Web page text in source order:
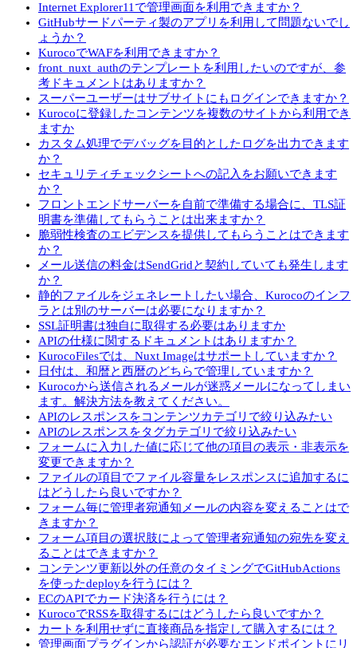
Internet Explorer11で管理画面を利用できますか？
GitHubサードパーティ製のアプリを利用して問題ないでし
ょうか？
KurocoでWAFを利用できますか？
front_nuxt_authのテンプレートを利用したいのですが、参
考ドキュメントはありますか？
スーパーユーザーはサブサイトにもログインできますか？
Kurocoに登録したコンテンツを複数のサイトから利用でき
ますか
カスタム処理でデバッグを目的としたログを出力できます
か？
セキュリティチェックシートへの記入をお願いできます
か？
フロントエンドサーバーを自前で準備する場合に、TLS証
明書を準備してもらうことは出来ますか？
脆弱性検査のエビデンスを提供してもらうことはできます
か？
メール送信の料金はSendGridと契約していても発生します
か？
静的ファイルをジェネレートしたい場合、Kurocoのインフ
ラとは別のサーバーは必要になりますか？
SSL証明書は独自に取得する必要はありますか
APIの仕様に関するドキュメントはありますか？
KurocoFilesでは、Nuxt Imageはサポートしていますか？
日付は、和暦と西暦のどちらで管理していますか？
Kurocoから送信されるメールが迷惑メールになってしまい
ます。解決方法を教えてください。
APIのレスポンスをコンテンツカテゴリで絞り込みたい
APIのレスポンスをタグカテゴリで絞り込みたい
フォームに入力した値に応じて他の項目の表示・非表示を
変更できますか？
ファイルの項目でファイル容量をレスポンスに追加するに
はどうしたら良いですか？
フォーム毎に管理者宛通知メールの内容を変えることはで
きますか？
フォーム項目の選択肢によって管理者宛通知の宛先を変え
ることはできますか？
コンテンツ更新以外の任意のタイミングでGitHubActions
を使ったdeployを行うには？
ECのAPIでカード決済を行うには？
KurocoでRSSを取得するにはどうしたら良いですか？
カートを利用せずに直接商品を指定して購入するには？
管理画面プラグインから認証が必要なエンドポイントにリ